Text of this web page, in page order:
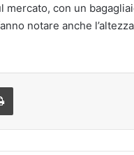
mercato, con un
notare anche